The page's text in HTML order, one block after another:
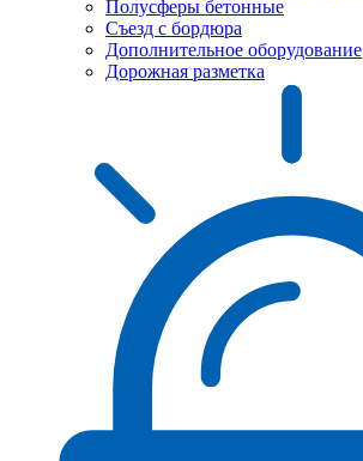
Полусферы бетонные
Съезд с бордюра
Дополнительное оборудование
Дорожная разметка